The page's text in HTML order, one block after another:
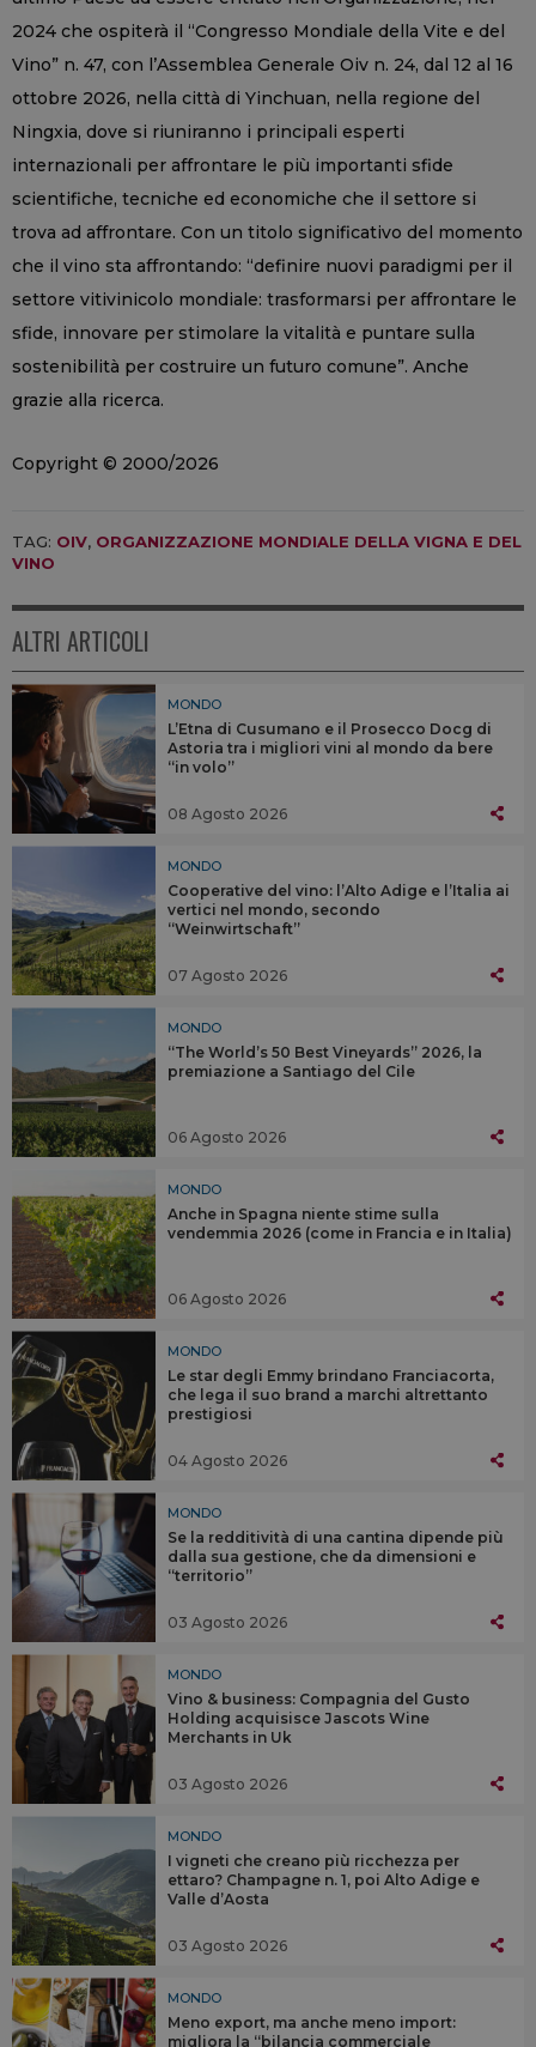
2024 che ospiterà il “Congresso Mondiale della Vite e del
Vino” n. 47, con l’Assemblea Generale Oiv n. 24, dal 12 al 16
ottobre 2026, nella città di Yinchuan, nella regione del
Ningxia, dove si riuniranno i principali esperti
internazionali per affrontare le più importanti sfide
scientifiche, tecniche ed economiche che il settore si
trova ad affrontare. Con un titolo significativo del momento
che il vino sta affrontando: “definire nuovi paradigmi per il
settore vitivinicolo mondiale: trasformarsi per affrontare le
sfide, innovare per stimolare la vitalità e puntare sulla
sostenibilità per costruire un futuro comune”. Anche
grazie alla ricerca.
Copyright © 2000/2026
TAG: OIV, ORGANIZZAZIONE MONDIALE DELLA VIGNA E DEL
VINO
ALTRI ARTICOLI
MONDO
L’Etna di Cusumano e il Prosecco Docg di
Astoria tra i migliori vini al mondo da bere
“in volo”
08 Agosto 2026
MONDO
Cooperative del vino: l’Alto Adige e l’Italia ai
vertici nel mondo, secondo
“Weinwirtschaft”
07 Agosto 2026
MONDO
“The World’s 50 Best Vineyards” 2026, la
premiazione a Santiago del Cile
06 Agosto 2026
MONDO
Anche in Spagna niente stime sulla
vendemmia 2026 (come in Francia e in Italia)
06 Agosto 2026
MONDO
Le star degli Emmy brindano Franciacorta,
che lega il suo brand a marchi altrettanto
prestigiosi
04 Agosto 2026
MONDO
Se la redditività di una cantina dipende più
dalla sua gestione, che da dimensioni e
“territorio”
03 Agosto 2026
MONDO
Vino & business: Compagnia del Gusto
Holding acquisisce Jascots Wine
Merchants in Uk
03 Agosto 2026
MONDO
I vigneti che creano più ricchezza per
ettaro? Champagne n. 1, poi Alto Adige e
Valle d’Aosta
03 Agosto 2026
MONDO
Meno export, ma anche meno import:
migliora la “bilancia commerciale